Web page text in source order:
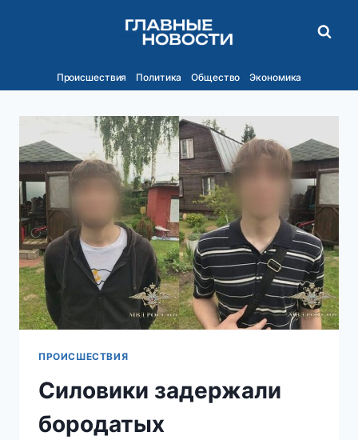
Происшествия Политика Общество Экономика
ПРОИСШЕСТВИЯ
Силовики задержали
бородатых